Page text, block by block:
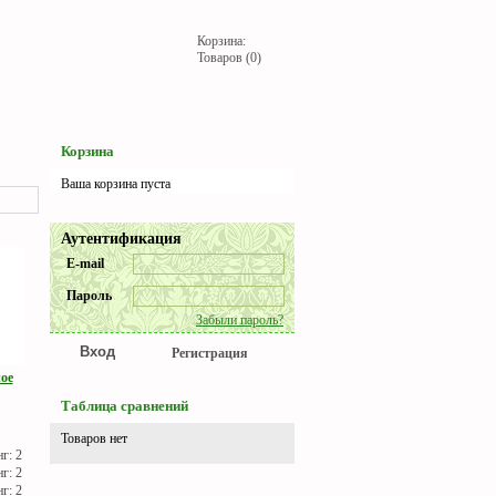
Корзина:
Товаров (0)
Корзина
Ваша корзина пуста
Аутентификация
E-mail
Пароль
Забыли пароль?
Регистрация
Таблица сравнений
Товаров нет